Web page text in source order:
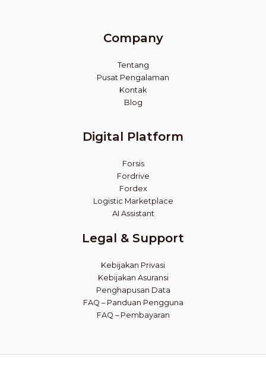
Company
Tentang
Pusat Pengalaman
Kontak
Blog
Digital Platform
Forsis
Fordrive
Fordex
Logistic Marketplace
AI Assistant
Legal & Support
Kebijakan Privasi
Kebijakan Asuransi
Penghapusan Data
FAQ – Panduan Pengguna
FAQ – Pembayaran